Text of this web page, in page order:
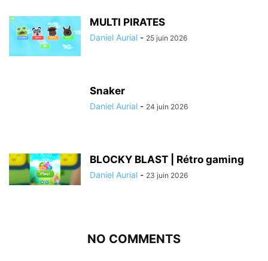
MULTI PIRATES
Daniel Aurial - 25 juin 2026
Snaker
Daniel Aurial - 24 juin 2026
BLOCKY BLAST | Rétro gaming
Daniel Aurial - 23 juin 2026
NO COMMENTS